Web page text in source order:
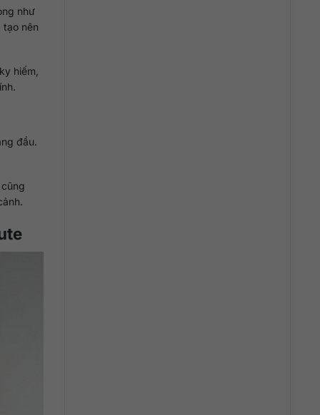
như
tạo nên
hiếm,
đầu.